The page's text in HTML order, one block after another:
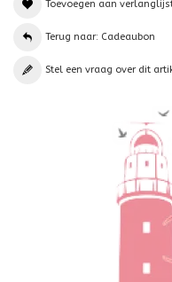
Toevoegen aan
Terug naar: Cadeaubon
Stel een vraag over dit